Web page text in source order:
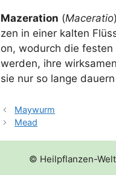
Mazer­a­ti­on (Mace­ra­tio
zen in einer kal­ten
on, wodurch die
wer­den, ihre
sie nur so lan­ge
Maywurm
Mead
© Heilpflanzen-